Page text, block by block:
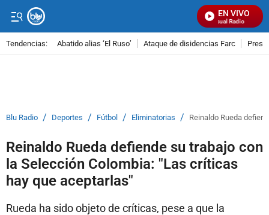
EN VIVO
Señal Visual Radio
Tendencias: Abatido alias ‘El Ruso’ Ataque de disidencias Farc
Blu Radio / Deportes / Fútbol / Eliminatorias / Reinaldo Rueda
Reinaldo Rueda defiende su trabajo con
la Selección Colombia: "Las críticas
hay que aceptarlas"
Rueda ha sido objeto de críticas, pese a que la